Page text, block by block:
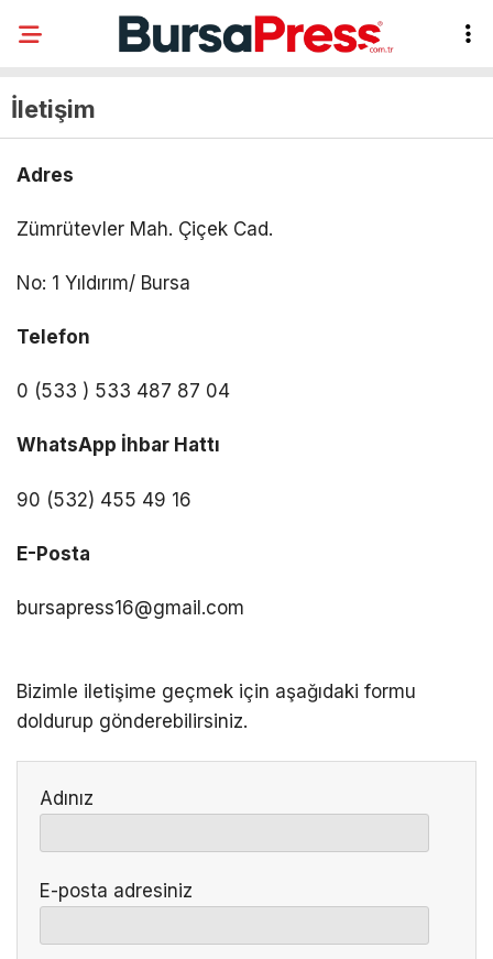
İletişim
Adres
Zümrütevler Mah. Çiçek Cad.
No: 1 Yıldırım/ Bursa
Telefon
0 (533 ) 533 487 87 04
WhatsApp İhbar Hattı
90 (532) 455 49 16
E-Posta
bursapress16@gmail.com
Bizimle iletişime geçmek için aşağıdaki formu
doldurup gönderebilirsiniz.
Adınız
E-posta adresiniz